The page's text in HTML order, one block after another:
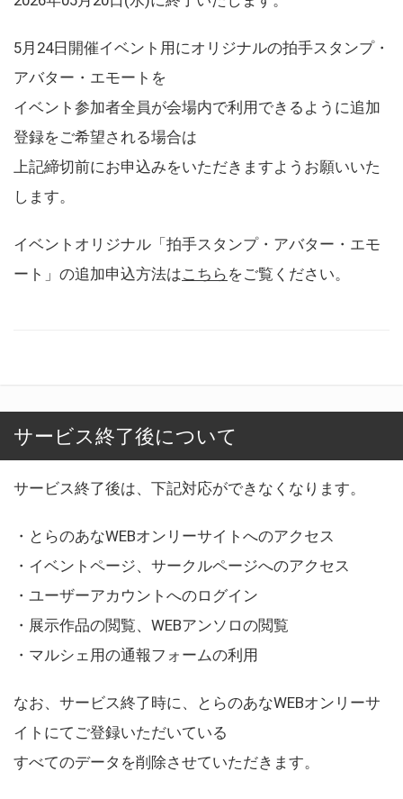
5月24日開催イベント用にオリジナルの拍手スタンプ・
アバター・エモートを
イベント参加者全員が会場内で利用できるように追加
登録をご希望される場合は
上記締切前にお申込みをいただきますようお願いいた
します。
イベントオリジナル「拍手スタンプ・アバター・エモ
ート」の追加申込方法はこちら をご覧ください。
サービス終了後について
サービス終了後は、下記対応ができなくなります。
・とらのあなWEBオンリーサイトへのアクセス
・イベントページ、サークルページへのアクセス
・ユーザーアカウントへのログイン
・展示作品の閲覧、WEBアンソロの閲覧
・マルシェ用の通報フォームの利用
なお、サービス終了時に、とらのあなWEBオンリーサ
イトにてご登録いただいている
すべてのデータを削除させていただきます。